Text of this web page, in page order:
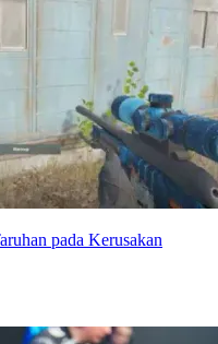
pada Kerusakan